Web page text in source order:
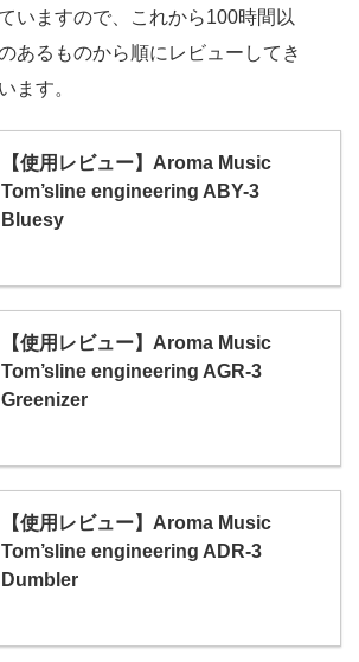
いますので、これから100時間以
あるものから順にレビューしてき
ます。
【使用レビュー】Aroma Music
Tom’sline engineering ABY-3
Bluesy
【使用レビュー】Aroma Music
Tom’sline engineering AGR-3
Greenizer
【使用レビュー】Aroma Music
Tom’sline engineering ADR-3
Dumbler